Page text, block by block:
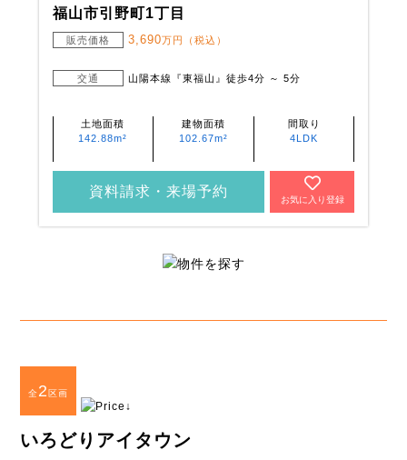
福山市引野町1丁目
販売価格 3,690万円（税込）
交通 山陽本線『東福山』徒歩4分 ～ 5分
土地面積
142.88m²
建物面積
102.67m²
間取り
4LDK
資料請求・来場予約
お気に入り登録
全2区画
いろどりアイタウン